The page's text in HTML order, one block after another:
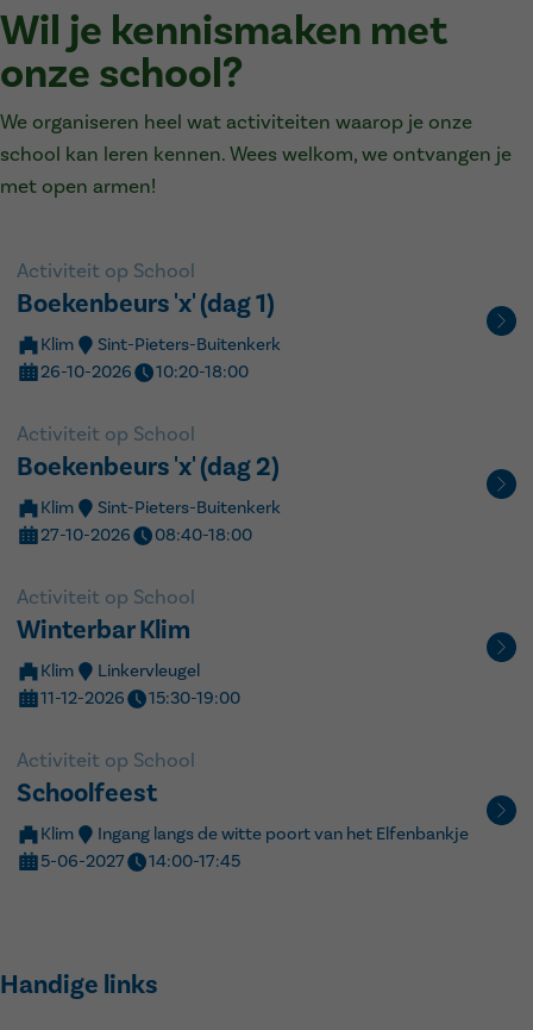
Wil je kennismaken met
onze school?
We organiseren heel wat activiteiten waarop je onze
school kan leren kennen. Wees welkom, we ontvangen je
met open armen!
Activiteit op School
Boekenbeurs 'x' (dag 1)
Klim
Sint-Pieters-Buitenkerk
26-10-2026
10:20-18:00
Activiteit op School
Boekenbeurs 'x' (dag 2)
Klim
Sint-Pieters-Buitenkerk
27-10-2026
08:40-18:00
Activiteit op School
Winterbar Klim
Klim
Linkervleugel
11-12-2026
15:30-19:00
Activiteit op School
Schoolfeest
Klim
Ingang langs de witte poort van het Elfenbankje
5-06-2027
14:00-17:45
Handige links